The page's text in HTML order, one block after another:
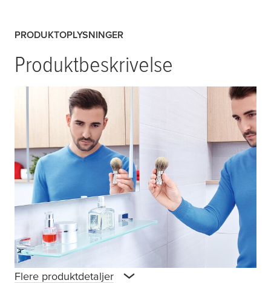
PRODUKTOPLYSNINGER
Produktbeskrivelse
Skrå hjørner, satineret glas og højglans krom
er forenet for at give den kantede
Ekkro glashylde et smukt udseende, der også
er praktisk. Med klæbemidlet kan den let
sættes op uden at der skal bores, derved
undgår man skader på overfladen.
Klæbemidlet skal hærde i 12 timer for at nå
sit bedste ydeevne, som er lige så pålidelig
som den traditionelle fremgangsmåde.
Flere produktdetaljer